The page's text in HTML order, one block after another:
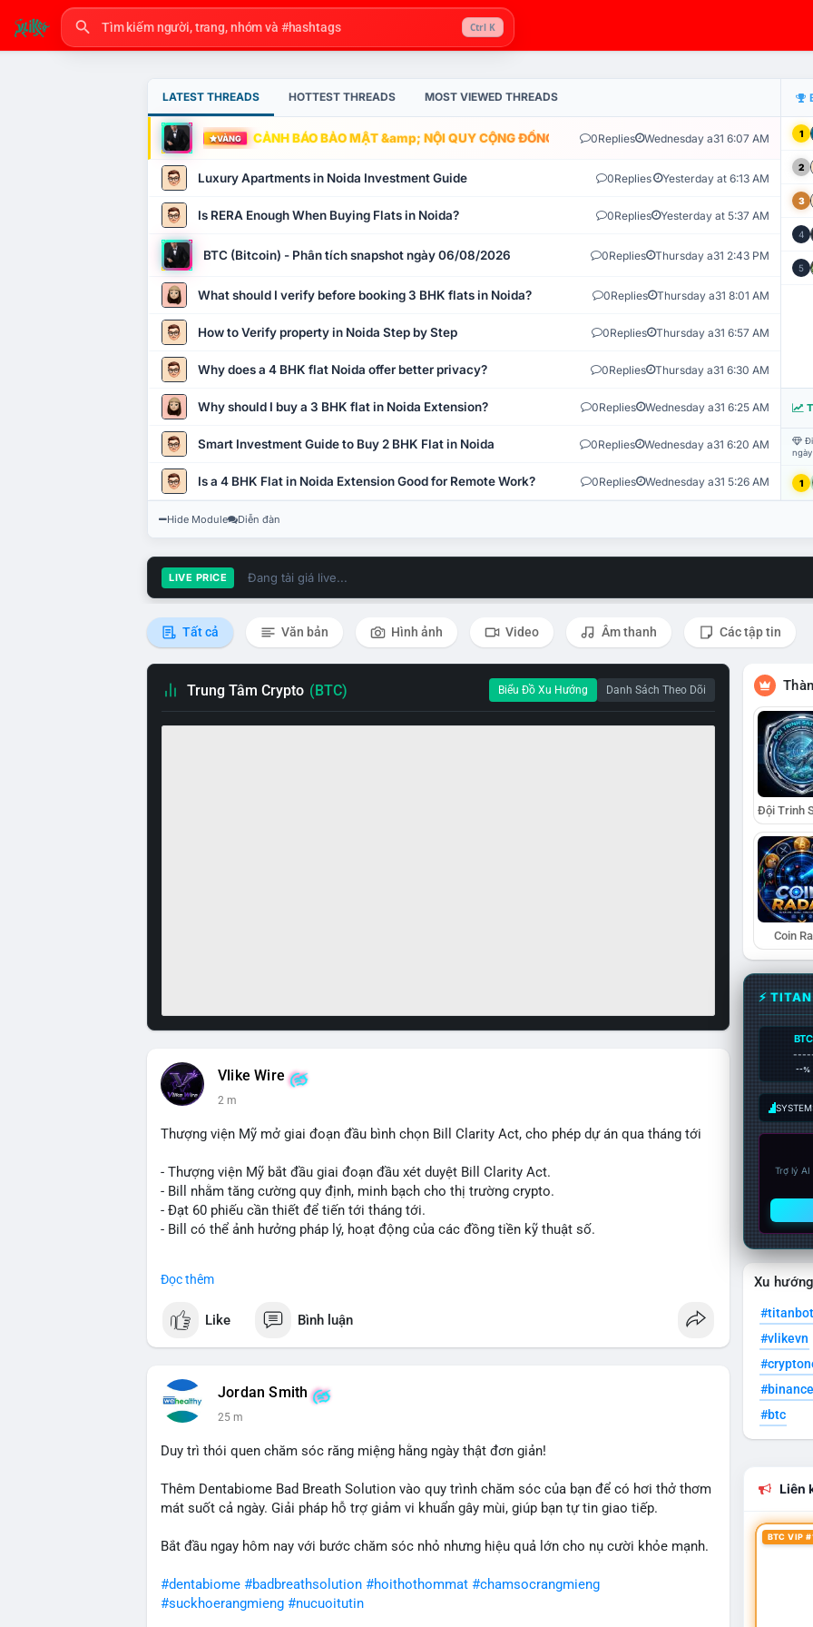
Ctrl K
LATEST THREADS HOTTEST THREADS MOST VIEWED THREADS
VÀNG CẢNH BÁO BẢO MẬT &amp; NỘI QUY CỘNG ĐỒNG VLIKE.VN: HỆ THỐNG GIÁM SÁT TỰ
0Replies Wednesday a31 6:07 AM
Luxury Apartments in Noida Investment Guide 0Replies Yesterday at 6:13 AM
Is RERA Enough When Buying Flats in Noida? 0Replies Yesterday at 5:37 AM
BTC (Bitcoin) - Phân tích snapshot ngày 06/08/2026 0Replies Thursday a31 2:43 PM
What should I verify before booking 3 BHK flats in Noida? 0Replies Thursday a31 8:01 AM
How to Verify property in Noida Step by Step 0Replies Thursday a31 6:57 AM
Why does a 4 BHK flat Noida offer better privacy? 0Replies Thursday a31 6:30 AM
Why should I buy a 3 BHK flat in Noida Extension? 0Replies Wednesday a31 6:25 AM
Smart Investment Guide to Buy 2 BHK Flat in Noida 0Replies Wednesday a31 6:20 AM
Is a 4 BHK Flat in Noida Extension Good for Remote Work? 0Replies Wednesday a31 5:26 AM
1
2
3
4
5
1
Hide Module Diễn đàn
LIVE PRICE Đang tải giá live...
Tất cả Văn bản Hình ảnh Video Âm thanh Các tập tin
Trung Tâm Crypto (BTC) Biểu Đồ Xu Hướng Danh Sách Theo Dõi
Vlike Wire
2 m
Thượng viện Mỹ mở giai đoạn đầu bình chọn Bill Clarity Act, cho phép dự án qua tháng tới
- Thượng viện Mỹ bắt đầu giai đoạn đầu xét duyệt Bill Clarity Act.
- Bill nhằm tăng cường quy định, minh bạch cho thị trường crypto.
- Đạt 60 phiếu cần thiết để tiến tới tháng tới.
- Bill có thể ảnh hưởng pháp lý, hoạt động của các đồng tiền kỹ thuật số.
#vlikevn #titanbot
📰 Nguồn: CoinDesk
Đọc thêm
Like Bình luận
Jordan Smith
25 m
Duy trì thói quen chăm sóc răng miệng hằng ngày thật đơn giản!
Thêm Dentabiome Bad Breath Solution vào quy trình chăm sóc của bạn để có hơi thở thơm
mát suốt cả ngày. Giải pháp hỗ trợ giảm vi khuẩn gây mùi, giúp bạn tự tin giao tiếp.
Bắt đầu ngay hôm nay với bước chăm sóc nhỏ nhưng hiệu quả lớn cho nụ cười khỏe mạnh.
#dentabiome #badbreathsolution #hoithothommat #chamsocrangmieng
#suckhoerangmieng #nucuoitutin
Coin
⚡
BTC
--%
Trợ lý
Xu
#titanbot
#vlikevn
#btc
Liên
BTC VIP